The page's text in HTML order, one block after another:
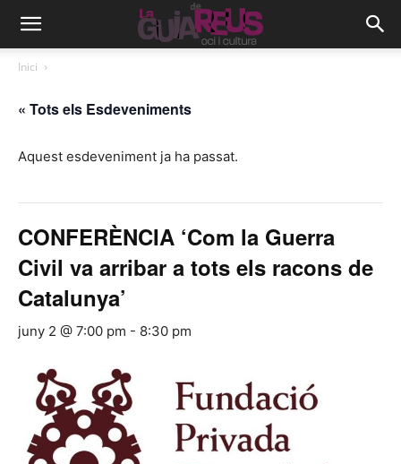
Inici
« Tots els Esdeveniments
Aquest esdeveniment ja ha passat.
CONFERÈNCIA ‘Com la Guerra
Civil va arribar a tots els racons de
Catalunya’
juny 2 @ 7:00 pm - 8:30 pm